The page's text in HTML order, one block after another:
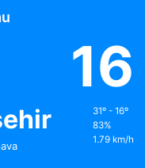
16
31º - 16º
83%
1.79 km/h